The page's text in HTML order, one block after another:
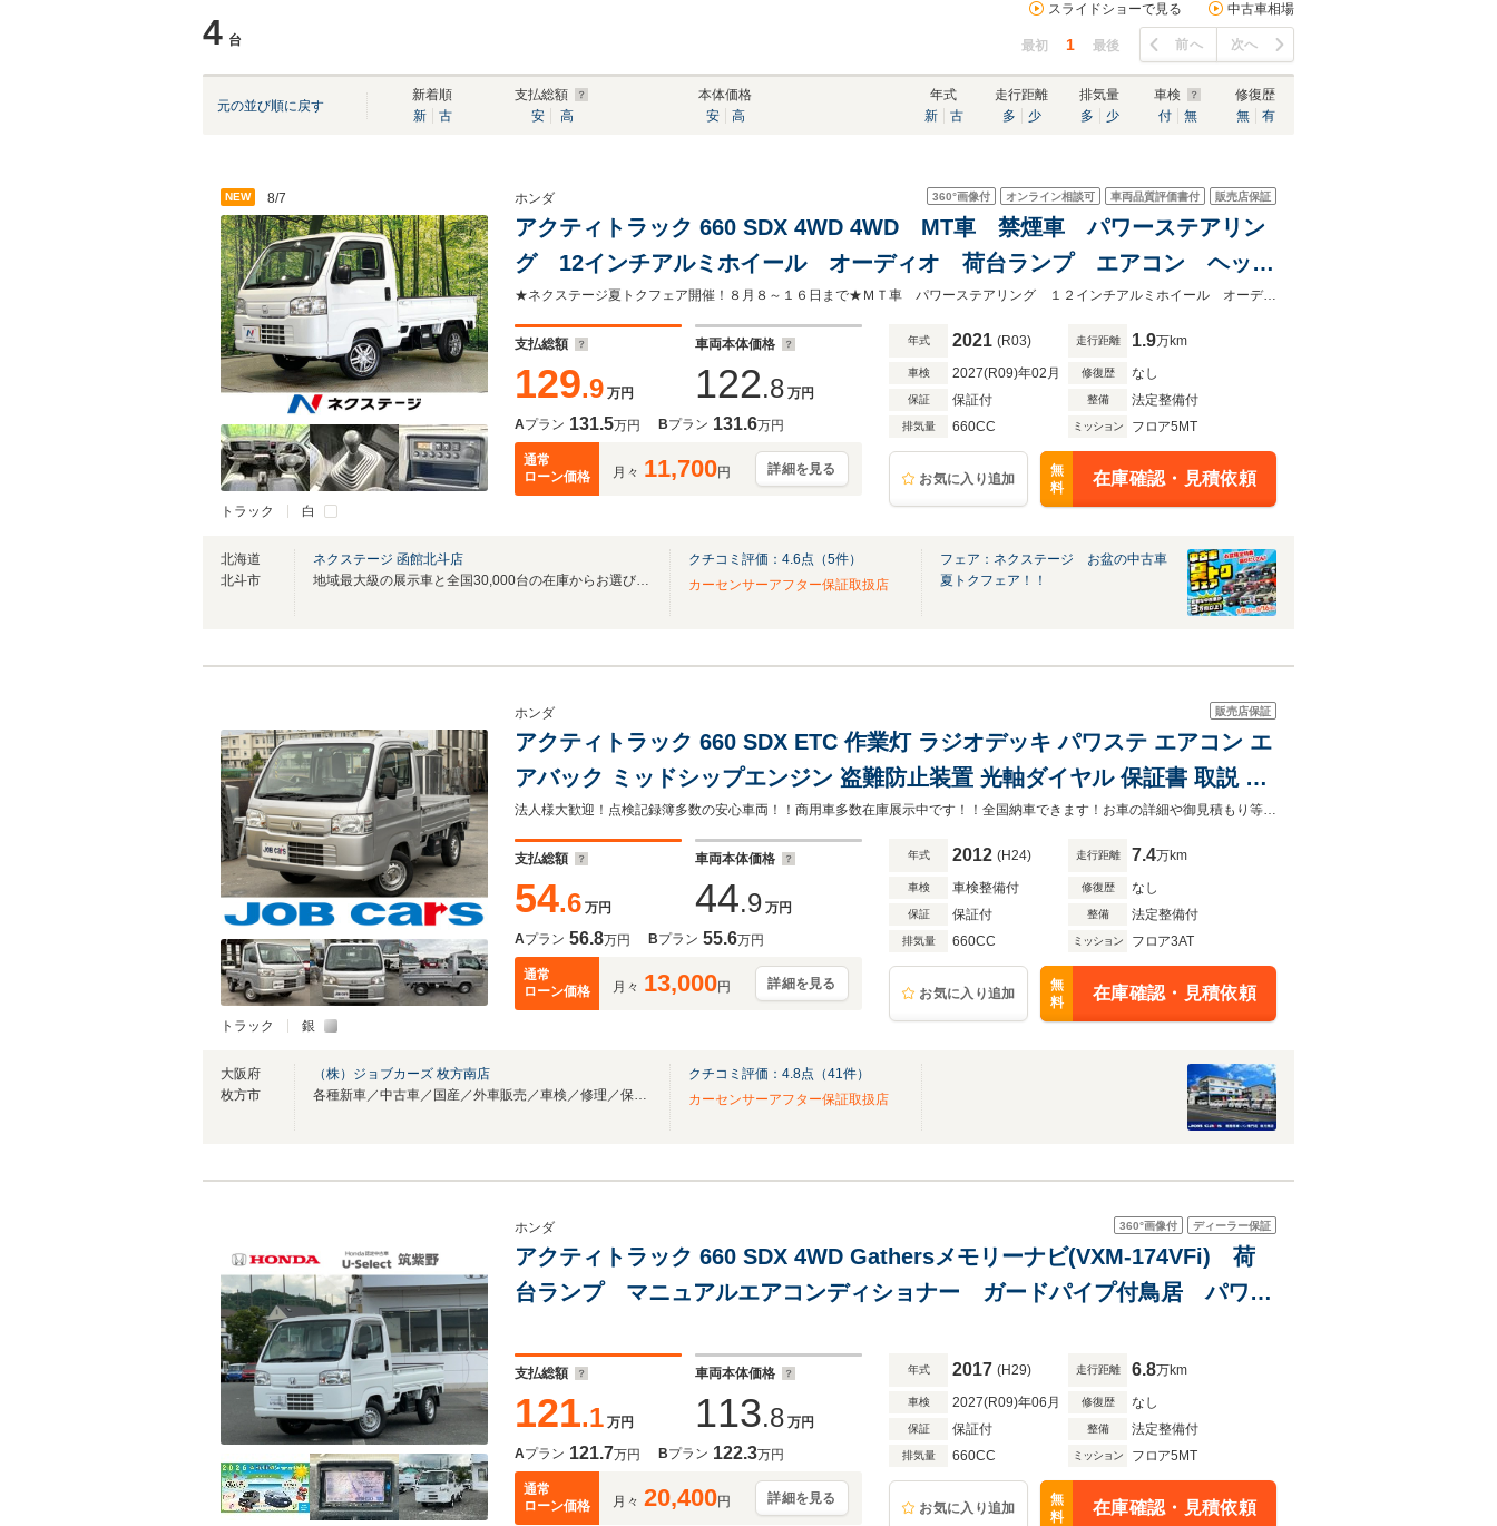
4 台
スライドショーで見る 中古車相場
最初 1 最後 前へ 次へ
元の並び順に戻す
新着順
新
古
支払総額
安
高
本体価格
安
高
年式
新
古
走行距離
多
少
排気量
多
少
車検
付
無
修復歴
無
有
NEW 8/7
トラック 白
360°画像付 オンライン相談可 車両品質評価書付 販売店保証
ホンダ
アクティトラック 660 SDX 4WD 4WD MT車 禁煙車 パワーステアリン
グ 12インチアルミホイール オーディオ 荷台ランプ エアコン ヘッド
ライトレベライザー
★ネクステージ夏トクフェア開催！８月８～１６日まで★ＭＴ車 パワーステアリング １２インチアルミホイール オーディオ 荷台ランプ エアコン
支払総額
129.9 万円
車両本体価格
122.8 万円
Aプラン 131.5万円 Bプラン 131.6万円
通常
ローン価格
月々 11,700円 詳細を見る
年式 2021 (R03) 走行距離 1.9万km
車検 2027(R09)年02月 修復歴 なし
保証 保証付 整備 法定整備付
排気量 660CC ミッション フロア5MT
お気に入り追加
無
料
在庫確認・見積依頼
北海道
北斗市
ネクステージ 函館北斗店
地域最大級の展示車と全国30,000台の在庫からお選びいただけます♪
クチコミ評価： 4.6点（5件）
カーセンサーアフター保証取扱店
フェア：ネクステージ お盆の中古車
夏トクフェア！！
トラック 銀
販売店保証
ホンダ
アクティトラック 660 SDX ETC 作業灯 ラジオデッキ パワステ エアコン エ
アバック ミッドシップエンジン 盗難防止装置 光軸ダイヤル 保証書 取説 軽
貨物 事業用 事業用登録可 黒ナンバー
法人様大歓迎！点検記録簿多数の安心車両！！商用車多数在庫展示中です！！全国納車できます！お車の詳細や御見積もり等お気軽にお問い合わせ下さい☆０７２－８５２－０３００☆
支払総額
54.6 万円
車両本体価格
44.9 万円
Aプラン 56.8万円 Bプラン 55.6万円
通常
ローン価格
月々 13,000円 詳細を見る
年式 2012 (H24) 走行距離 7.4万km
車検 車検整備付 修復歴 なし
保証 保証付 整備 法定整備付
排気量 660CC ミッション フロア3AT
お気に入り追加
無
料
在庫確認・見積依頼
大阪府
枚方市
（株）ジョブカーズ 枚方南店
各種新車／中古車／国産／外車販売／車検／修理／保険／買取
クチコミ評価： 4.8点（41件）
カーセンサーアフター保証取扱店
360°画像付 ディーラー保証
ホンダ
アクティトラック 660 SDX 4WD Gathersメモリーナビ(VXM-174VFi) 荷
台ランプ マニュアルエアコンディショナー ガードパイプ付鳥居 パワー
支払総額
121.1 万円
車両本体価格
113.8 万円
Aプラン 121.7万円 Bプラン 122.3万円
通常
ローン価格
月々 20,400円 詳細を見る
年式 2017 (H29) 走行距離 6.8万km
車検 2027(R09)年06月 修復歴 なし
保証 保証付 整備 法定整備付
排気量 660CC ミッション フロア5MT
お気に入り追加
無
料
在庫確認・見積依頼